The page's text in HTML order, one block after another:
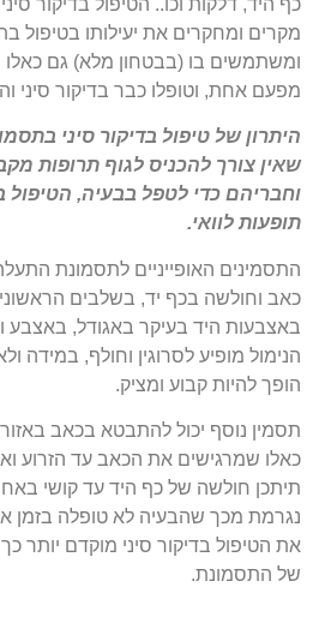
כף היד, דלקות וכו.. הטיפול בדיקור
מקרים ומחקרים את יעילותו בטיפול
ומשתמשים בו (בבטחון מלא) גם
מפעם אחת, וטופלו כבר בדיקור סיני
היתרון של טיפול בדיקור סיני
שאין צורך להכניס לגוף תרופות
וחבריהם כדי לטפל בבעיה, הטיפול
תופעות לוואי.
התסמינים האופייניים לתסמונת
כאב וחולשה בכף יד, בשלבים
באצבעות היד בעיקר באגודל, באצבע
הנימול מופיע לסרוגין וחולף, במידה
הופך להיות קבוע ומציק.
תסמין נוסף יכול להתבטא בכאב
כאלו שמרגישים את הכאב עד הזרוע
תיתכן חולשה של כף היד עד קושי
נגרמת מכך שהבעיה לא טופלה בזמן
את הטיפול בדיקור סיני מוקדם יותר
של התסמונת.